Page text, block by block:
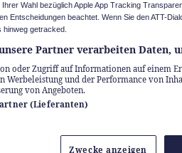
Appenzeller den Hof
Wahl bezüglich Apple App Tracking
Entscheidungen beachtet. Wenn Sie den ATT-
hinweg getracked.
Partner verarbeiten Daten,
oder Zugriff auf Informationen auf einem
Werbeleistung und der Performance von
von Angeboten.
(Lieferanten)
Zwecke anzeigen